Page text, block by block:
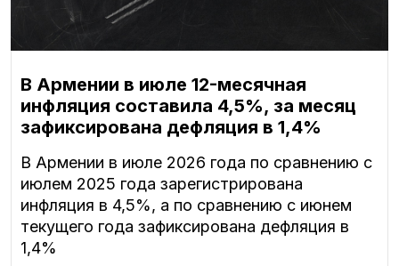
В Армении в июле 12-месячная
инфляция составила 4,5%, за месяц
зафиксирована дефляция в 1,4%
В Армении в июле 2026 года по сравнению с
июлем 2025 года зарегистрирована
инфляция в 4,5%, а по сравнению с июнем
текущего года зафиксирована дефляция в
1,4%